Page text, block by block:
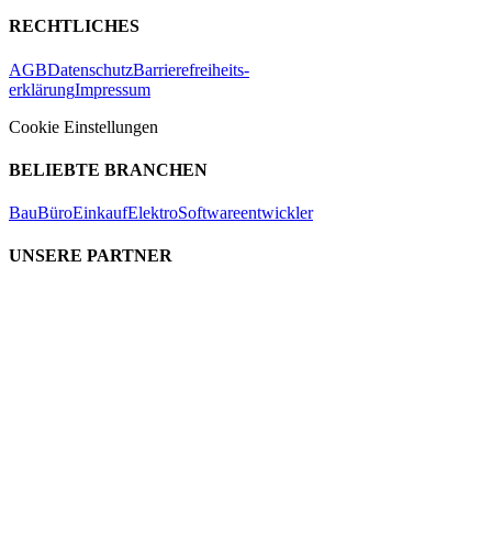
RECHTLICHES
AGBDatenschutzBarrierefreiheits-
erklärungImpressum
Cookie Einstellungen
BELIEBTE BRANCHEN
BauBüroEinkaufElektroSoftwareentwickler
UNSERE PARTNER